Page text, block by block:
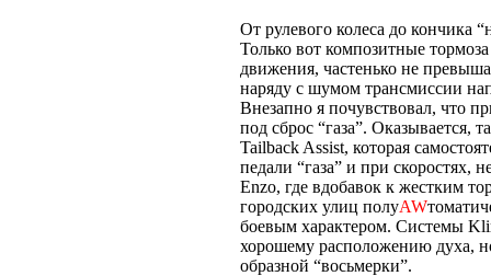
От рулевого колеса до кончика
Только вот композитные
движения, частенько не
наряду с шумом трансмиссии
Внезапно я почувствовал, что
под сброс “газа”. Оказывается,
Tailback Assist, которая
педали “газа” и при
Enzo, где вдобавок к жестким
городских улиц полуAW
боевым характером. Системы
хорошему расположению духа,
образной “восьмерки”.